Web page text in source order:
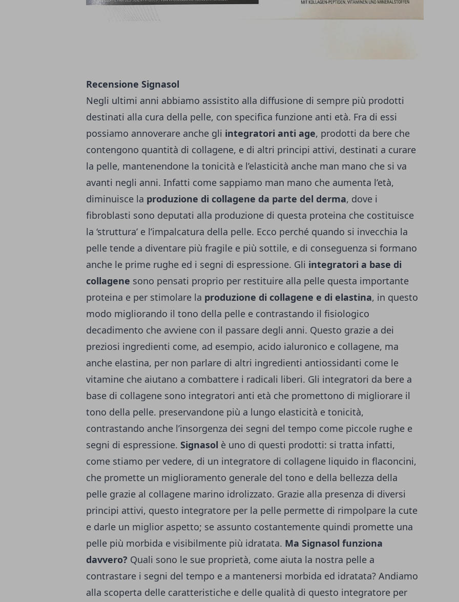
Recensione Signasol
Negli ultimi anni abbiamo assistito alla diffusione di sempre più prodotti
destinati alla cura della pelle, con specifica funzione anti età. Fra di essi
possiamo annoverare anche gli integratori anti age, prodotti da bere che
contengono quantità di collagene, e di altri principi attivi, destinati a curare
la pelle, mantenendone la tonicità e l’elasticità anche man mano che si va
avanti negli anni. Infatti come sappiamo man mano che aumenta l’età,
diminuisce la produzione di collagene da parte del derma, dove i
fibroblasti sono deputati alla produzione di questa proteina che costituisce
la ‘struttura’ e l’impalcatura della pelle. Ecco perché quando si invecchia la
pelle tende a diventare più fragile e più sottile, e di conseguenza si formano
anche le prime rughe ed i segni di espressione. Gli integratori a base di
collagene sono pensati proprio per restituire alla pelle questa importante
proteina e per stimolare la produzione di collagene e di elastina, in questo
modo migliorando il tono della pelle e contrastando il fisiologico
decadimento che avviene con il passare degli anni. Questo grazie a dei
preziosi ingredienti come, ad esempio, acido ialuronico e collagene, ma
anche elastina, per non parlare di altri ingredienti antiossidanti come le
vitamine che aiutano a combattere i radicali liberi. Gli integratori da bere a
base di collagene sono integratori anti età che promettono di migliorare il
tono della pelle. preservandone più a lungo elasticità e tonicità,
contrastando anche l’insorgenza dei segni del tempo come piccole rughe e
segni di espressione. Signasol è uno di questi prodotti: si tratta infatti,
come stiamo per vedere, di un integratore di collagene liquido in flaconcini,
che promette un miglioramento generale del tono e della bellezza della
pelle grazie al collagene marino idrolizzato. Grazie alla presenza di diversi
principi attivi, questo integratore per la pelle permette di rimpolpare la cute
e darle un miglior aspetto; se assunto costantemente quindi promette una
pelle più morbida e visibilmente più idratata. Ma Signasol funziona
davvero? Quali sono le sue proprietà, come aiuta la nostra pelle a
contrastare i segni del tempo e a mantenersi morbida ed idratata? Andiamo
alla scoperta delle caratteristiche e delle qualità di questo integratore per